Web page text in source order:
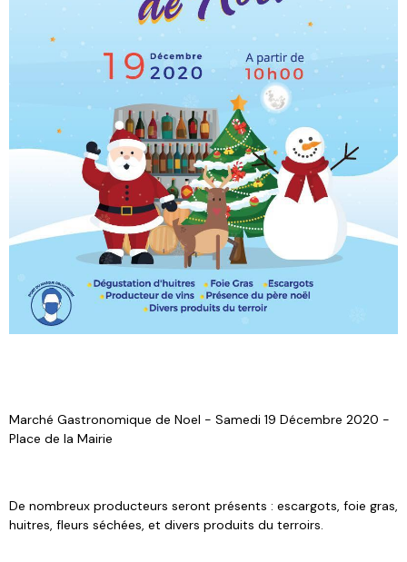
Marché Gastronomique de Noel - Samedi 19 Décembre 2020 -
Place de la Mairie
De nombreux producteurs seront présents : escargots, foie gras,
huitres, fleurs séchées, et divers produits du terroirs.